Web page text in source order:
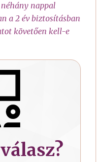
nappal
a 2 év biztosításban
követően kell-e